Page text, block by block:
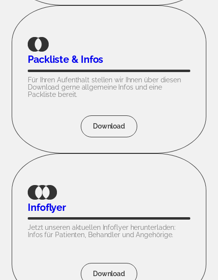
Packliste & Infos
Für Ihren Aufenthalt stellen wir Ihnen über diesen
Download gerne allgemeine Infos und eine
Packliste bereit.
Download
Infoflyer
Jetzt unseren aktuellen Infoflyer herunterladen:
Infos für Patienten, Behandler und Angehörige.
Download